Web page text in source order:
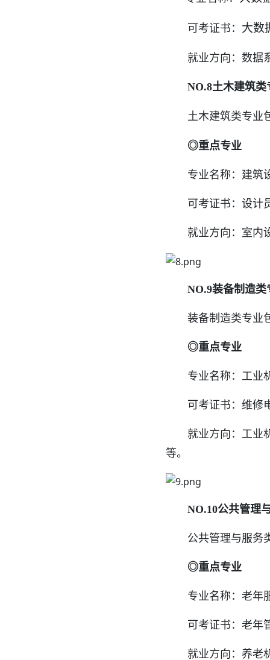
可考证书： 大数
就业方向： 数据
NO.8土木建筑类
土木建筑类专业
◎重点专业
专业名称：建筑
可考证书：设计
就业方向：室内设
NO.9装备制造类
装备制造类专业包
◎重点专业
专业名称：工业
可考证书：维修电
就业方向：工业机
等。
NO.10公共管理
公共管理与服务类
◎重点专业
专业名称：老年
可考证书：老年管
就业方向：养老机